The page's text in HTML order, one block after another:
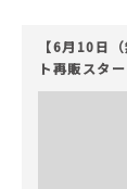
【6月10日
ト再販スター